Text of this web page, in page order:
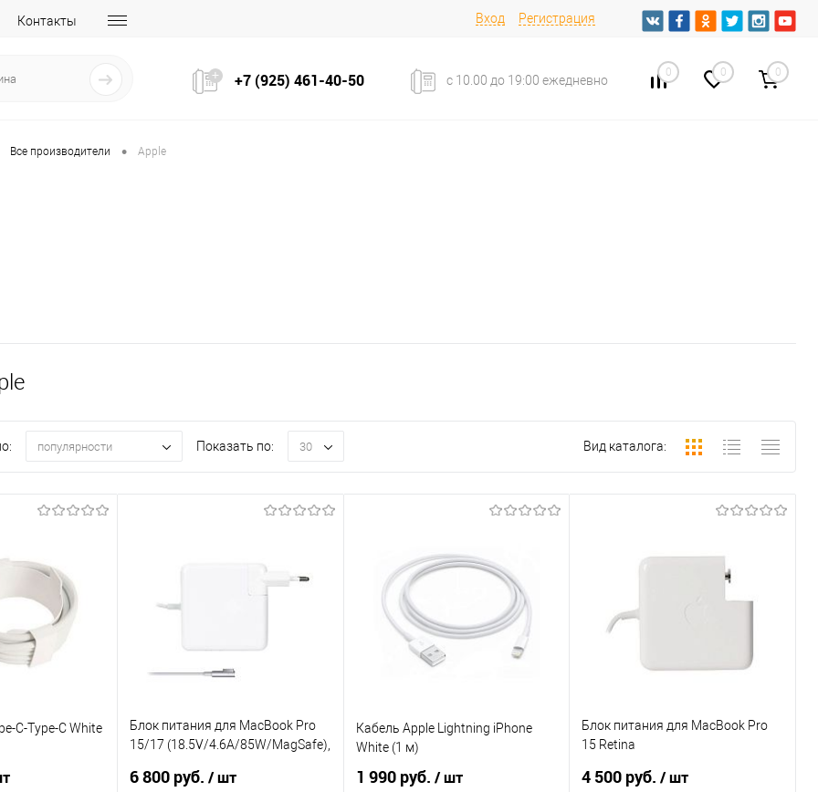
Контакты Вход Регистрация
+7 (925) 461-40-50 с 10.00 до 19:00 ежедневно
0 0 0
Все производители • Apple
популярности Показать по: 30 Вид каталога:
C-Type-C White
Блок питания для MacBook Pro
15/17 (18.5V/4.6A/85W/MagSafe),
6 800 руб. / шт
Кабель Apple Lightning iPhone
White (1 м)
1 990 руб. / шт
Блок питания для MacBook Pro
15 Retina
оригинал
4 500 руб./ шт